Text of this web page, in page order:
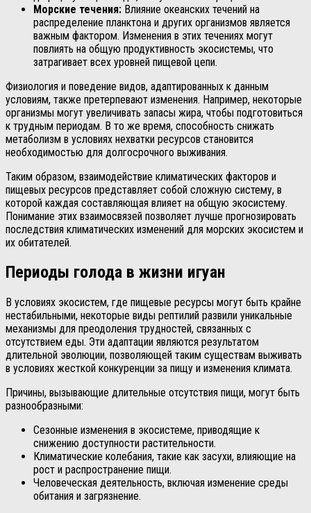
Морские течения: Влияние океанских течений на
распределение планктона и других организмов является
важным фактором. Изменения в этих течениях могут
повлиять на общую продуктивность экосистемы, что
затрагивает всех уровней пищевой цепи.
Физиология и поведение видов, адаптированных к данным
условиям, также претерпевают изменения. Например, некоторые
организмы могут увеличивать запасы жира, чтобы подготовиться
к трудным периодам. В то же время, способность снижать
метаболизм в условиях нехватки ресурсов становится
необходимостью для долгосрочного выживания.
Таким образом, взаимодействие климатических факторов и
пищевых ресурсов представляет собой сложную систему, в
которой каждая составляющая влияет на общую экосистему.
Понимание этих взаимосвязей позволяет лучше прогнозировать
последствия климатических изменений для морских экосистем и
их обитателей.
Периоды голода в жизни игуан
В условиях экосистем, где пищевые ресурсы могут быть крайне
нестабильными, некоторые виды рептилий развили уникальные
механизмы для преодоления трудностей, связанных с
отсутствием еды. Эти адаптации являются результатом
длительной эволюции, позволяющей таким существам выживать
в условиях жесткой конкуренции за пищу и изменения климата.
Причины, вызывающие длительные отсутствия пищи, могут быть
разнообразными:
Сезонные изменения в экосистеме, приводящие к
снижению доступности растительности.
Климатические колебания, такие как засухи, влияющие на
рост и распространение пищи.
Человеческая деятельность, включая изменение среды
обитания и загрязнение.